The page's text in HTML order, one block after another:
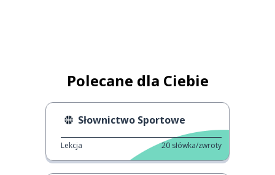
Polecane dla Ciebie
Słownictwo Sportowe
Lekcja 20 słówka/zwroty